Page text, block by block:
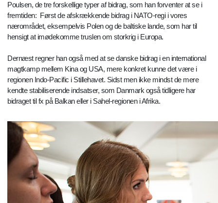
Poulsen, de tre forskellige typer af bidrag, som han forventer at se i
fremtiden: Først de afskrækkende bidrag i NATO-regi i vores
nærområdet, eksempelvis Polen og de baltiske lande, som har til
hensigt at imødekomme truslen om storkrig i Europa.
Dernæst regner han også med at se danske bidrag i en international
magtkamp mellem Kina og USA, mere konkret kunne det være i
regionen Indo-Pacific i Stillehavet. Sidst men ikke mindst de mere
kendte stabiliserende indsatser, som Danmark også tidligere har
bidraget til fx på Balkan eller i Sahel-regionen i Afrika.